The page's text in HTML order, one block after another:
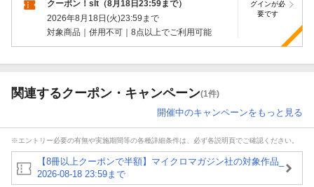
クーポン！slt（8月18日23:59まで）
2026年8月18日(火)23:59 まで
対象商品｜併用不可｜8点以上でご利用可能
グインが必
要です
関連するクーポン・キャンペーン(1件)
開催中のキャンペーンをもっと見る
※エントリー必要の有無や実施期間等の各種詳細条件は、必ず各説明頁でご確認ください。
【8冊以上クーポンで半額】マイクロマガジン社の対象作品_
2026-08-18 23:59まで